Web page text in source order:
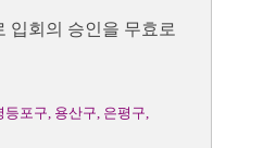
입회의 승인을 무효로
등포구, 용산구, 은평구,